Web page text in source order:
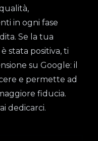
in ogni fase
Se la tua
stata positiva, ti
su Google: il
e permette ad
fiducia.
dedicarci.